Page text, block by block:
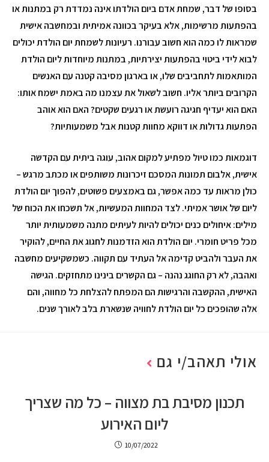
בסופו של דבר, שמחת אדם ביום הולדתו אינה נמדדת רק במתנות או
בהפתעות מרשימות, אלא בעיקר בכוונה אמיתית ובמחשבה אישית
שמראות לו כמה הוא חשוב עבורנו. רעיונות לשמחת יום הולדת יכולים
לבוא לידי ביטוי בהפתעות יצירתיות, במתנות מיוחדות ליום הולדת
המותאמות לתחביבים שלו, או בארגון מסיבה קטנה עם האנשים
הקרובים ביותר אליו. חשוב לשאול את עצמנו מה באמת ישמח אותו:
האם הוא יעדיף חגיגה רועשת או רגעים שקטים? האם הוא אוהב
הפתעות גדולות או דווקא מחוות קטנות אבל משמעותיות?
דוגמאות כמו טיול מפתיע למקום אהוב, עוגה ביתית עם הקדשה
אישית, אלבום תמונות המסכם זיכרונות משותפים או מכתב מרגש –
כולן מראות עד כמה אפשר, גם באמצעים פשוטים, להפוך יום הולדת
ליום של אושר אמיתי. לצד המחוות המעשיות, אל תשכחו את הכוח של
מילים: איחולים כנים יכולים להיות לעיתים מתנה משמעותית יותר
מכל פריט חומרי. יום הולדת הוא הזדמנות לחגוג את החיים, להוקיר
את העבר ולהביט קדימה אל העתיד עם תקווה. כשמשקיעים מחשבה
ואהבה, לא רק החוגג נהנה – גם הקשרים בינינו מתחזקים. הגישה
האישית, ההקשבה והרגישות הם המפתח להצלחת כל מחווה, והם
אלה שהופכים כל יום הולדת לחוויה שנשארת בלב לאורך שנים.
אולי תאהב/י גם
תכנון מסיבת בת מצווה – כל מה שצריך
ליום האירוע
10/07/2022